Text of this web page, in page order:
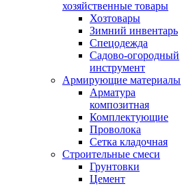
хозяйственные товары
Хозтовары
Зимний инвентарь
Спецодежда
Садово-огородный
инструмент
Армирующие материалы
Арматура
композитная
Комплектующие
Проволока
Сетка кладочная
Строительные смеси
Грунтовки
Цемент